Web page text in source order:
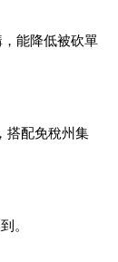
能降低被砍單
搭配免稅州集
。